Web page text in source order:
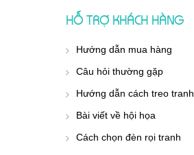
HỖ TRỢ KHÁCH HÀNG
Hướng dẫn mua hàng
Câu hỏi thường gặp
Hướng dẫn cách treo tranh
Bài viết về hội họa
Cách chọn đèn rọi tranh